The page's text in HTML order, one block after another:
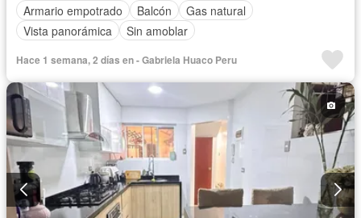
Armario empotrado
Balcón
Gas natural
Vista panorámica
Sin amoblar
Hace 1 semana, 2 días en - Gabriela Huaco Peru